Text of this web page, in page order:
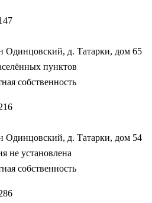
Одинцовский, д. Татарки, дом 65
пунктов
собственность
Одинцовский, д. Татарки, дом 54
не установлена
собственность